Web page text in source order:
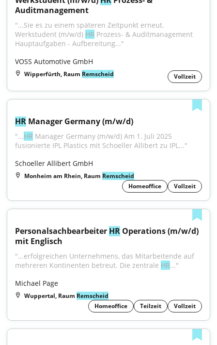
Auditmanagement
"...Sie es zu einem späteren Zeitpunkt erneut.
Werkstudent (m/w/d) HR Prozess- & Auditmanagement
Hauptaufgaben - Aufbereitung..."
VOSS Automotive GmbH
Wipperfürth, Raum Remscheid Vollzeit
HR Manager Germany (m/w/d)
"...HR Manager Germany (m/w/d) Am 1. Juli 2025
fusionierte IPL Plastics mit Schoeller Allibert zu IPL..."
Schoeller Allibert GmbH
Monheim am Rhein, Raum Remscheid
Homeoffice
Vollzeit
Personalsachbearbeiter HR Operations (m/w/d)
mit Englisch
"...erfolgreichen Unternehmens, das Mitarbeitende auf
mehreren Kontinenten betreut. Die zentrale HR..."
Michael Page
Wuppertal, Raum Remscheid
Homeoffice
Teilzeit Vollzeit